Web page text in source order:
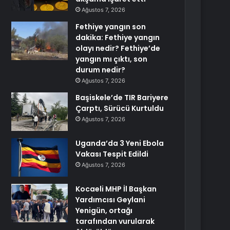
Ağustos 7, 2026
Fethiye yangın son
dakika: Fethiye yangın
olayı nedir? Fethiye’de
yangın mı çıktı, son
durum nedir?
Ağustos 7, 2026
Başiskele’de TIR Bariyere
Çarptı, Sürücü Kurtuldu
Ağustos 7, 2026
Uganda’da 3 Yeni Ebola
Vakası Tespit Edildi
Ağustos 7, 2026
Kocaeli MHP İl Başkan
Yardımcısı Geylani
Yenigün, ortağı
tarafından vurularak